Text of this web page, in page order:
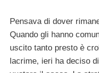
Pensava di dover
Quando gli hanno
uscito tanto presto è
lacrime, ieri ha deciso